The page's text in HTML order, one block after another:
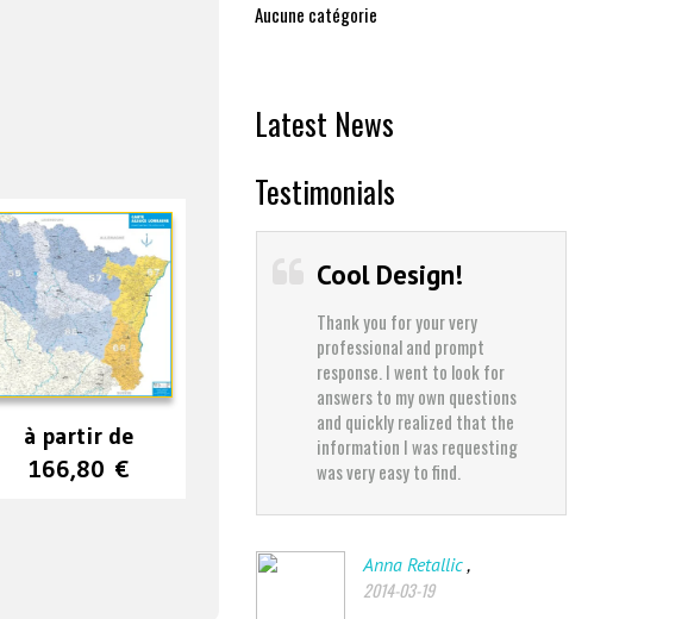
à partir de
166,80 €
Aucune catégorie
Latest News
Testimonials
Cool Design!
Thank you for your very
professional and prompt
response. I went to look for
answers to my own questions
and quickly realized that the
information I was requesting
was very easy to find.
Anna Retallic ,
2014-03-19